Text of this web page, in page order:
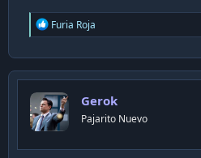
R
e
c
t
o
n
s
Furia Roja
Gerok
Pajarito Nuevo